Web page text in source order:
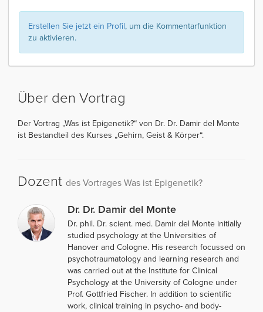
Erstellen Sie jetzt ein Profil, um die Kommentarfunktion
zu aktivieren.
Über den Vortrag
Der Vortrag „Was ist Epigenetik?“ von Dr. Dr. Damir del Monte
ist Bestandteil des Kurses „Gehirn, Geist & Körper“.
Dozent des Vortrages Was ist Epigenetik?
Dr. Dr. Damir del Monte
Dr. phil. Dr. scient. med. Damir del Monte initially
studied psychology at the Universities of
Hanover and Cologne. His research focussed on
psychotraumatology and learning research and
was carried out at the Institute for Clinical
Psychology at the University of Cologne under
Prof. Gottfried Fischer. In addition to scientific
work, clinical training in psycho- and body-